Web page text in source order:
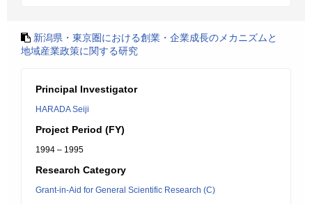
新潟県・東京圏における創業・企業成長のメカニズムと
地域産業政策に関する研究
Principal Investigator
HARADA Seiji
Project Period (FY)
1994 – 1995
Research Category
Grant-in-Aid for General Scientific Research (C)